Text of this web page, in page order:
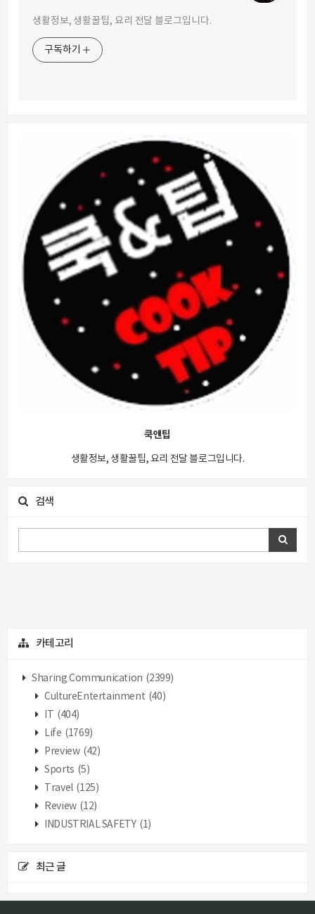
생활정보, 생활꿀팁, 요리 전달 블로그입니다.
구독하기
쿡앤팁
생활정보, 생활꿀팁, 요리 전달 블로그입니다.
검색
카테고리
Sharing Communication (2399)
CultureEntertainment (40)
(404)
Life (1769)
Preview (42)
Sports (5)
Travel (125)
Review (12)
INDUSTRIAL SAFETY (1)
최근 글